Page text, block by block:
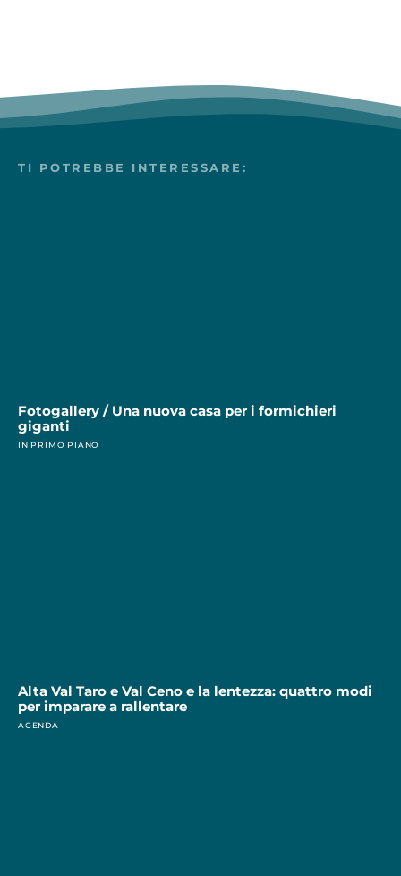
TI POTREBBE INTERESSARE:
Fotogallery / Una nuova casa per i formichieri
giganti
IN PRIMO PIANO
Alta Val Taro e Val Ceno e la lentezza: quattro modi
per imparare a rallentare
AGENDA